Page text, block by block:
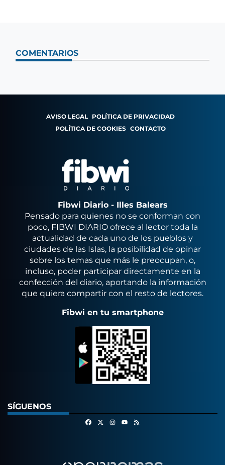
COMENTARIOS
AVISO LEGAL POLÍTICA DE PRIVACIDAD
POLÍTICA DE COOKIES CONTACTO
Fibwi Diario - Illes Balears
Pensado para quienes no se conforman con
poco, FIBWI DIARIO ofrece al lector toda la
actualidad de cada uno de los pueblos y
ciudades de las Islas, la posibilidad de opinar
sobre los temas que más le preocupan, o,
incluso, poder participar directamente en la
confección del diario, aportando la información
que quiera compartir con el resto de lectores.
Fibwi en tu smartphone
SÍGUENOS
FacebookInstagram